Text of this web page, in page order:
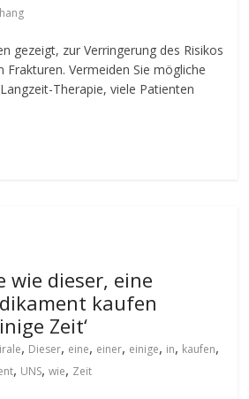
gezeigt, zur Verringerung des Risikos
Vermeiden Sie mögliche
Therapie, viele Patienten
wie dieser, eine
kaufen
Zeit‘
, Dieser, eine, einer, einige, in, kaufen,
, UNS,wie, Zeit